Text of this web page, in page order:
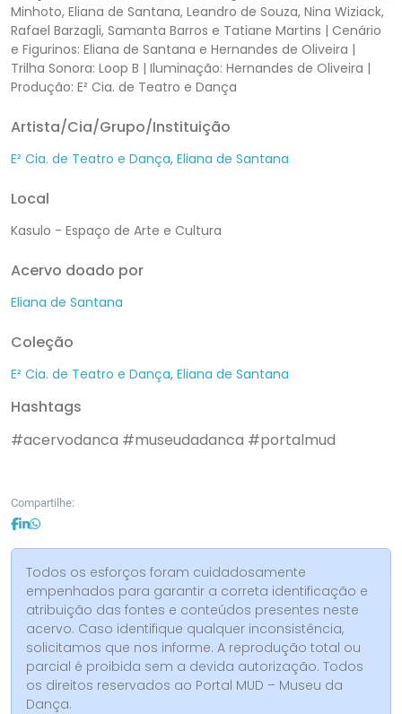
Minhoto, Eliana de Santana, Leandro de Souza, Nina Wiziack,
Rafael Barzagli, Samanta Barros e Tatiane Martins | Cenário
e Figurinos: Eliana de Santana e Hernandes de Oliveira |
Trilha Sonora: Loop B | Iluminação: Hernandes de Oliveira |
Produção: E² Cia. de Teatro e Dança
Artista/Cia/Grupo/Instituição
E² Cia. de Teatro e Dança, Eliana de Santana
Local
Kasulo - Espaço de Arte e Cultura
Acervo doado por
Eliana de Santana
Coleção
E² Cia. de Teatro e Dança, Eliana de Santana
Hashtags
#acervodanca #museudadanca #portalmud
Compartilhe:
Todos os esforços foram cuidadosamente
empenhados para garantir a correta identificação e
atribuição das fontes e conteúdos presentes neste
acervo. Caso identifique qualquer inconsistência,
solicitamos que nos informe. A reprodução total ou
parcial é proibida sem a devida autorização. Todos
os direitos reservados ao Portal MUD – Museu da
Dança.